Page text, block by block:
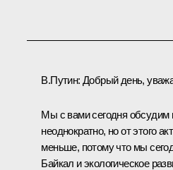
В.Путин: Добрый день,
Мы с вами сегодня обсудим
неоднократно, но от этого
меньше, потому что мы
Байкал и экологическое